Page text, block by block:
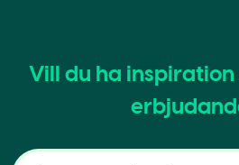
Vill du ha